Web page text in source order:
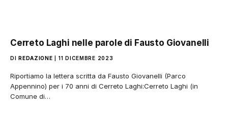
Cerreto Laghi nelle parole di Fausto Giovanelli
DI REDAZIONE 11 DICEMBRE 2023
Riportiamo la lettera scritta da Fausto Giovanelli (Parco
Appennino) per i 70 anni di Cerreto Laghi:Cerreto Laghi (in
Comune di…